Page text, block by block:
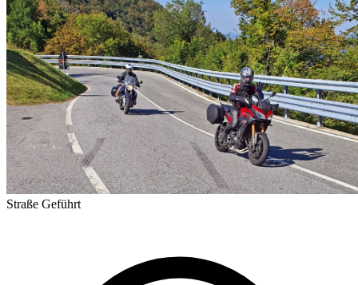
Straße Geführt